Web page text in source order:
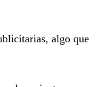
algo que